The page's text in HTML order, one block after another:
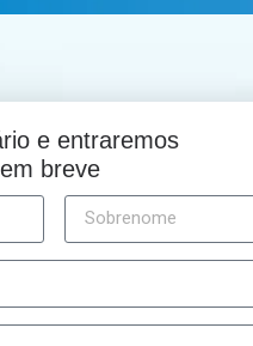
e entraremos
breve